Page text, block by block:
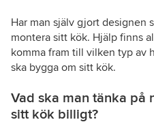
Har man själv gjort designen
montera sitt kök. Hjälp finns
komma fram till vilken typ av
ska bygga om sitt kök.
Vad ska man tänka på
sitt kök billigt?